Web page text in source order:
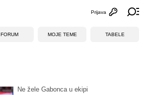
Otvori
Prijava
FORUM MOJE TEME TABELE
Ne žele Gabonca u ekipi